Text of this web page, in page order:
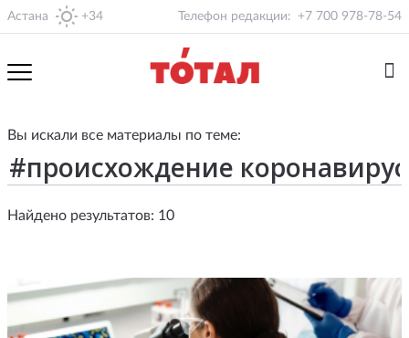
Астана +34 Телефон редакции: +7 700 978-78-54
Вы искали все материалы по теме:
Найдено результатов: 10